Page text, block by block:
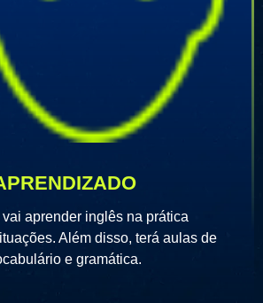
aprender inglês na prática
Além disso, terá aulas de
e gramática.